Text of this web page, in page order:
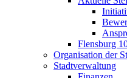
Flensburg
Organisation der
Stadtverwaltung